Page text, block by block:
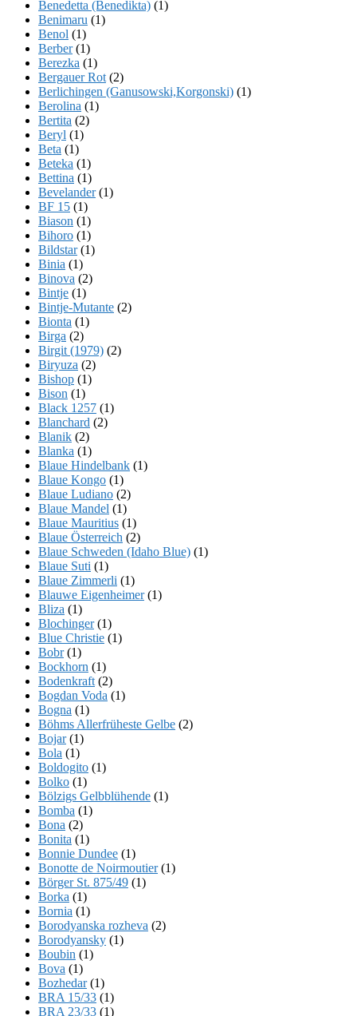
Benedetta (Benedikta) (1)
Benimaru (1)
Benol (1)
Berber(1)
Berezka (1)
Bergauer Rot (2)
Berlichingen (Ganusowski,Korgonski) (1)
Berolina (1)
Bertita (2)
Beryl (1)
Beta (1)
Beteka (1)
Bettina (1)
Bevelander(1)
BF 15 (1)
Biason (1)
Bihoro (1)
Bildstar(1)
Binia (1)
Binova (2)
Bintje (1)
Bintje-Mutante (2)
Bionta (1)
Birga (2)
Birgit (1979) (2)
Biryuza (2)
Bishop (1)
Bison (1)
Black 1257 (1)
Blanchard (2)
Blanik (2)
Blanka (1)
Blaue Hindelbank (1)
Blaue Kongo (1)
Blaue Ludiano (2)
Blaue Mandel (1)
Blaue Mauritius (1)
Blaue Österreich (2)
Blaue Schweden (Idaho Blue) (1)
Blaue Suti (1)
Blaue Zimmerli (1)
Blauwe Eigenheimer(1)
Bliza (1)
Blochinger(1)
Blue Christie (1)
Bobr(1)
Bockhorn (1)
Bodenkraft (2)
Bogdan Voda (1)
Bogna (1)
Böhms Allerfrüheste Gelbe (2)
Bojar(1)
Bola (1)
Boldogito (1)
Bolko (1)
Bölzigs Gelbblühende (1)
Bomba (1)
Bona (2)
Bonita (1)
Bonnie Dundee (1)
Bonotte de Noirmoutier(1)
Börger St. 875/49 (1)
Borka (1)
Bornia (1)
Borodyanska rozheva (2)
Borodyansky (1)
Boubin (1)
Bova (1)
Bozhedar(1)
BRA 15/33 (1)
BRA 23/33 (1)